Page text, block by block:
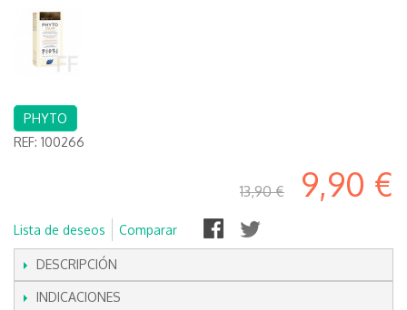
PHYTO
REF: 100266
13,90 € 9,90 €
Lista de deseos Comparar
DESCRIPCIÓN
INDICACIONES